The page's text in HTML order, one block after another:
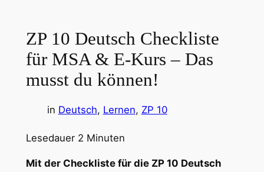
ZP 10 Deutsch Checkliste
für MSA & E-Kurs – Das
musst du können!
in Deutsch, Lernen, ZP 10
Lesedauer 2 Minuten
Mit der Checkliste für die ZP 10 Deutsch